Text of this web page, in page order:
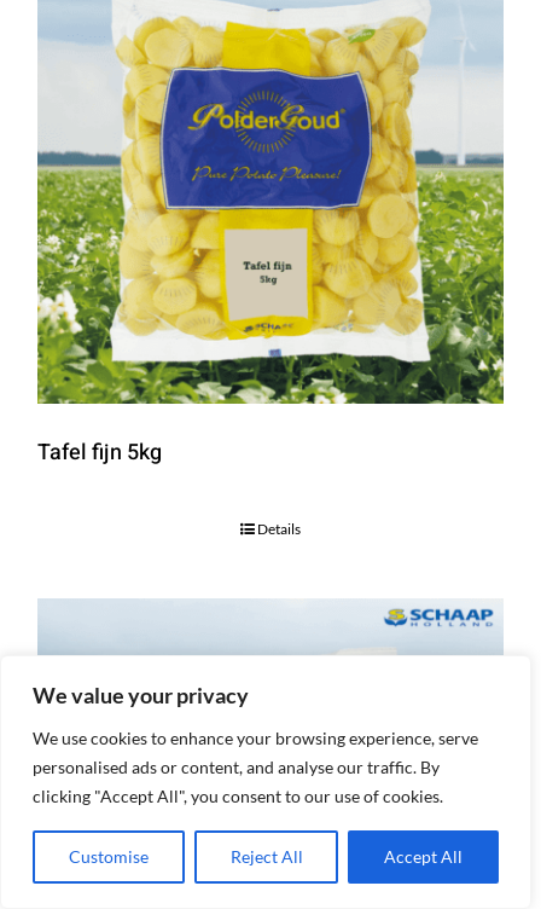
We value your privacy
We use cookies to enhance your browsing experience, serve
personalised ads or content, and analyse our traffic. By
clicking "Accept All", you consent to our use of cookies.
Customise Reject All Accept All
Tafel fijn 5kg
Details